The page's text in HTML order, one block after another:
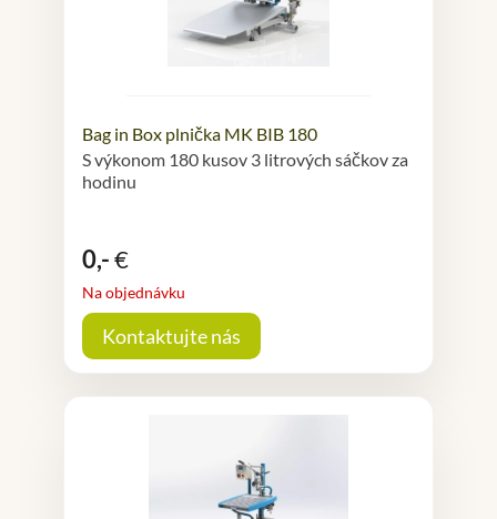
Bag in Box plnička MK BIB 180
S výkonom 180 kusov 3 litrových sáčkov za
hodinu
0,-€
Na objednávku
Kontaktujte nás